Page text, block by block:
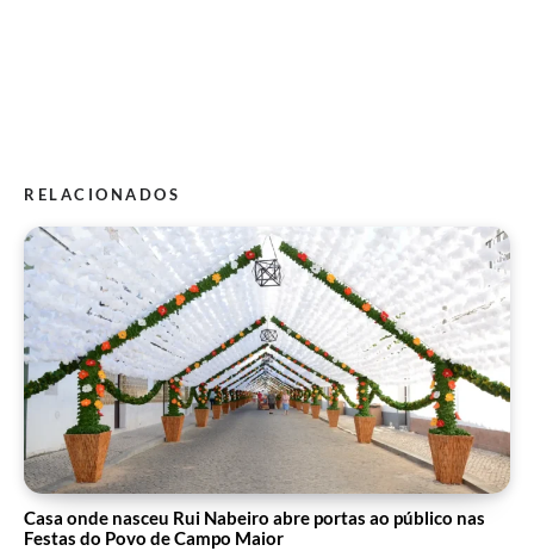
RELACIONADOS
Casa onde nasceu Rui Nabeiro abre portas ao público nas
Festas do Povo de Campo Maior